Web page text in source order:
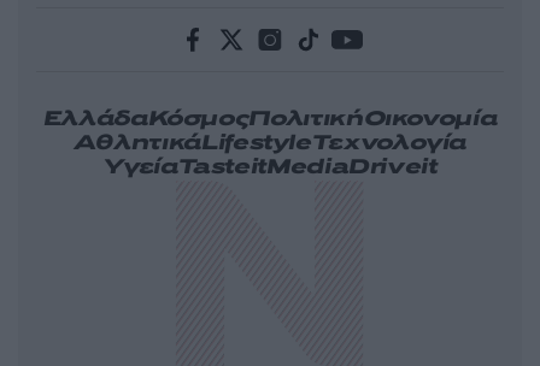
ΕλλάδαΚόσμοςΠολιτικήΟικονομία
ΑθλητικάLifestyleΤεχνολογία
ΥγείαTasteitMediaDriveit